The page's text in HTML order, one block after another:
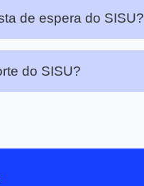
de espera do SISU?
do SISU?